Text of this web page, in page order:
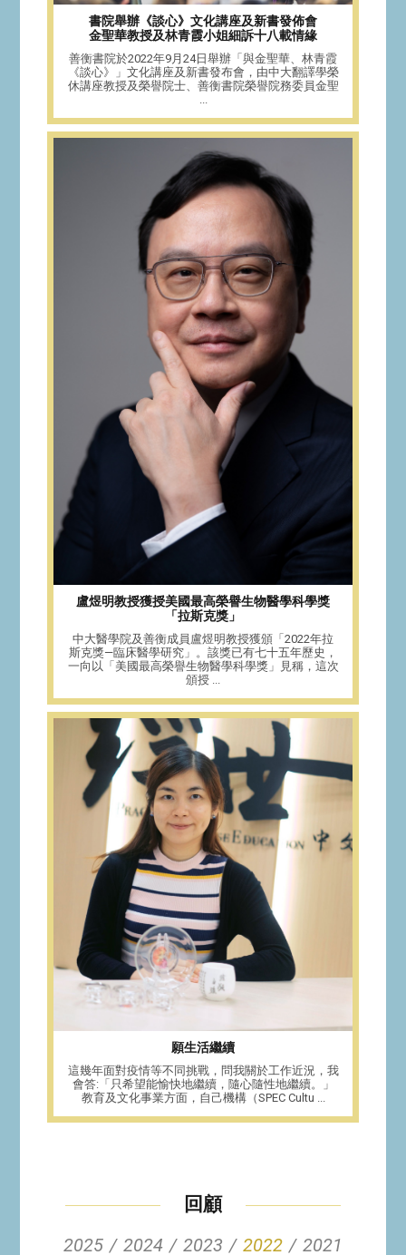
書院舉辦《談心》文化講座及新書發佈會
金聖華教授及林青霞小姐細訴十八載情緣
善衡書院於2022年9月24日舉辦「與金聖華、林青霞
《談心》」文化講座及新書發布會，由中大翻譯學榮
休講座教授及榮譽院士、善衡書院榮譽院務委員金聖
盧煜明教授獲授美國最高榮譽生物醫學科學獎
「拉斯克獎」
中大醫學院及善衡成員盧煜明教授獲頒「2022年拉
斯克獎—臨床醫學研究」。該獎已有七十五年歷史，
一向以「美國最高榮譽生物醫學科學獎」見稱，這次
頒授 ...
願生活繼續
這幾年面對疫情等不同挑戰，問我關於工作近況，我
會答:「只希望能愉快地繼續，隨心隨性地繼續。」
教育及文化事業方面，自己機構（SPEC Cultu ...
回顧
2025
2024 2023 2022 2021